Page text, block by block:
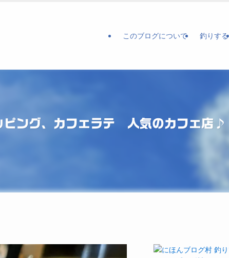
このブログについて 釣りする
ング、カフェラテ 人気のカフェ店♪